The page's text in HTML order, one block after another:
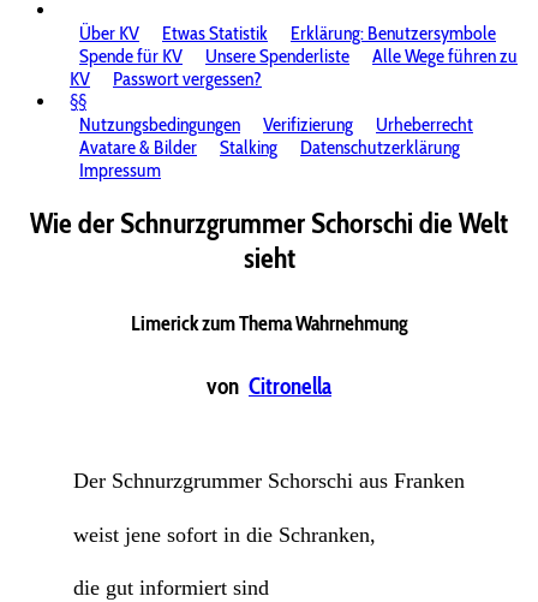
Über KV
Etwas Statistik
Erklärung: Benutzersymbole
Spende für KV
Unsere Spenderliste
Alle Wege führen zu
KV
Passwort vergessen?
§§
Nutzungsbedingungen
Verifizierung
Urheberrecht
Avatare & Bilder
Stalking
Datenschutzerklärung
Impressum
Wie der Schnurzgrummer Schorschi die Welt
sieht
Limerick zum Thema Wahrnehmung
von Citronella
Der Schnurzgrummer Schorschi aus Franken
weist jene sofort in die Schranken,
die gut informiert sind